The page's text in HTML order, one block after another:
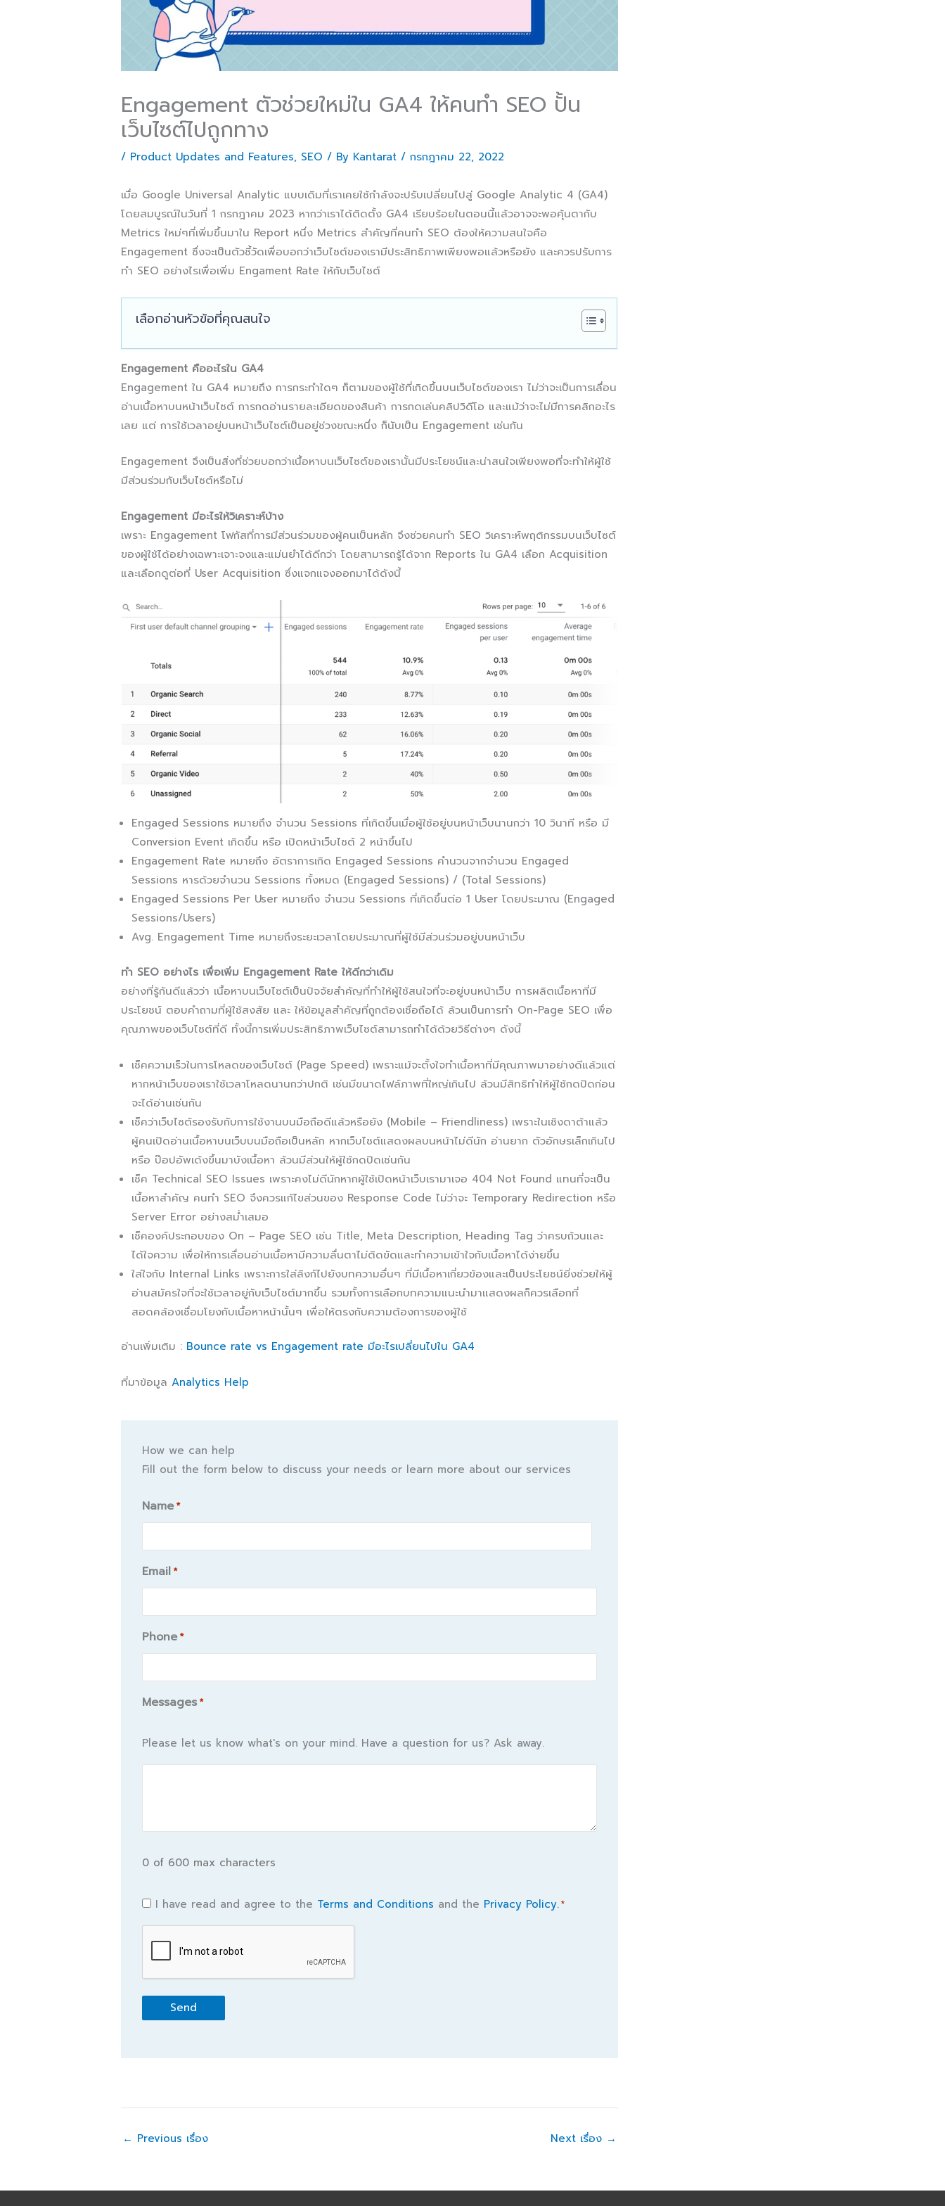
Engagement ตัวช่วยใหม่ใน GA4 ให้คนทำ SEO ปั้น
เว็บไซต์ไปถูกทาง
/ Product Updates and Features, SEO / By Kantarat / กรกฎาคม 22, 2022
เมื่อ Google Universal Analytic แบบเดิมที่เราเคยใช้กำลังจะปรับเปลี่ยนไปสู่ Google Analytic 4 (GA4)
โดยสมบูรณ์ในวันที่ 1 กรกฎาคม 2023 หากว่าเราได้ติดตั้ง GA4 เรียบร้อยในตอนนี้แล้วอาจจะพอคุ้นตากับ
Metrics ใหม่ๆที่เพิ่มขึ้นมาใน Report หนึ่ง Metrics สำคัญที่คนทำ SEO ต้องให้ความสนใจคือ
Engagement ซึ่งจะเป็นตัวชี้วัดเพื่อบอกว่าเว็บไซต์ของเรามีประสิทธิภาพเพียงพอแล้วหรือยัง และควรปรับการ
ทำ SEO อย่างไรเพื่อเพิ่ม Engament Rate ให้กับเว็บไซต์
เลือกอ่านหัวข้อที่คุณสนใจ
Engagement คืออะไรใน GA4
Engagement ใน GA4 หมายถึง การกระทำใดๆ ก็ตามของผู้ใช้ที่เกิดขึ้นบนเว็บไซต์ของเรา ไม่ว่าจะเป็นการเลื่อน
อ่านเนื้อหาบนหน้าเว็บไซต์ การกดอ่านรายละเอียดของสินค้า การกดเล่นคลิปวิดีโอ และแม้ว่าจะไม่มีการคลิกอะไร
เลย แต่ การใช้เวลาอยู่บนหน้าเว็บไซต์เป็นอยู่ช่วงขณะหนึ่ง ก็นับเป็น Engagement เช่นกัน
Engagement จึงเป็นสิ่งที่ช่วยบอกว่าเนื้อหาบนเว็บไซต์ของเรานั้นมีประโยชน์และน่าสนใจเพียงพอที่จะทำให้ผู้ใช้
มีส่วนร่วมกับเว็บไซต์หรือไม่
Engagement มีอะไรให้วิเคราะห์บ้าง
เพราะ Engagement โฟกัสที่การมีส่วนร่วมของผู้คนเป็นหลัก จึงช่วยคนทำ SEO วิเคราะห์พฤติกรรมบนเว็บไซต์
ของผู้ใช้ได้อย่างเฉพาะเจาะจงและแม่นยำได้ดีกว่า โดยสามารถรู้ได้จาก Reports ใน GA4 เลือก Acquisition
และเลือกดูต่อที่ User Acquisition ซึ่งแจกแจงออกมาได้ดังนี้
Engaged Sessions หมายถึง จำนวน Sessions ที่เกิดขึ้นเมื่อผู้ใช้อยู่บนหน้าเว็บนานกว่า 10 วินาที หรือ มี
Conversion Event เกิดขึ้น หรือ เปิดหน้าเว็บไซต์ 2 หน้าขึ้นไป
Engagement Rate หมายถึง อัตราการเกิด Engaged Sessions คำนวนจากจำนวน Engaged
Sessions หารด้วยจำนวน Sessions ทั้งหมด (Engaged Sessions) / (Total Sessions)
Engaged Sessions Per User หมายถึง จำนวน Sessions ที่เกิดขึ้นต่อ 1 User โดยประมาณ (Engaged
Sessions/Users)
Avg. Engagement Time หมายถึงระยะเวลาโดยประมาณที่ผู้ใช้มีส่วนร่วมอยู่บนหน้าเว็บ
ทำ SEO อย่างไร เพื่อเพิ่ม Engagement Rate ให้ดีกว่าเดิม
อย่างที่รู้กันดีแล้วว่า เนื้อหาบนเว็บไซต์เป็นปัจจัยสำคัญที่ทำให้ผู้ใช้สนใจที่จะอยู่บนหน้าเว็บ การผลิตเนื้อหาที่มี
ประโยชน์ ตอบคำถามที่ผู้ใช้สงสัย และ ให้ข้อมูลสำคัญที่ถูกต้องเชื่อถือได้ ล้วนเป็นการทำ On-Page SEO เพื่อ
คุณภาพของเว็บไซต์ที่ดี ทั้งนี้การเพิ่มประสิทธิภาพเว็บไซต์สามารถทำได้ด้วยวิธีต่างๆ ดังนี้
เช็คความเร็วในการโหลดของเว็บไซต์ (Page Speed) เพราะแม้จะตั้งใจทำเนื้อหาที่มีคุณภาพมาอย่างดีแล้วแต่
หากหน้าเว็บของเราใช้เวลาโหลดนานกว่าปกติ เช่นมีขนาดไฟล์ภาพที่ใหญ่เกินไป ล้วนมีสิทธิทำให้ผู้ใช้กดปิดก่อน
จะได้อ่านเช่นกัน
เช็คว่าเว็บไซต์รองรับกับการใช้งานบนมือถือดีแล้วหรือยัง (Mobile – Friendliness) เพราะในเชิงดาต้าแล้ว
ผู้คนเปิดอ่านเนื้อหาบนเว็บบนมือถือเป็นหลัก หากเว็บไซต์แสดงผลบนหน้าไม่ดีนัก อ่านยาก ตัวอักษรเล็กเกินไป
หรือ ป๊อปอัพเด้งขึ้นมาบังเนื้อหา ล้วนมีส่วนให้ผู้ใช้กดปิดเช่นกัน
เช็ค Technical SEO Issues เพราะคงไม่ดีนักหากผู้ใช้เปิดหน้าเว็บเรามาเจอ 404 Not Found แทนที่จะเป็น
เนื้อหาสำคัญ คนทำ SEO จึงควรแก้ไขส่วนของ Response Code ไม่ว่าจะ Temporary Redirection หรือ
Server Error อย่างสม่ำเสมอ
เช็คองค์ประกอบของ On – Page SEO เช่น Title, Meta Description, Heading Tag ว่าครบถ้วนและ
ได้ใจความ เพื่อให้การเลื่อนอ่านเนื้อหามีความลื่นตาไม่ติดขัดและทำความเข้าใจกับเนื้อหาได้ง่ายขึ้น
ใส่ใจกับ Internal Links เพราะการใส่ลิงก์ไปยังบทความอื่นๆ ที่มีเนื้อหาเกี่ยวข้องและเป็นประโยชน์ยิ่งช่วยให้ผู้
อ่านสมัครใจที่จะใช้เวลาอยู่กับเว็บไซต์มากขึ้น รวมทั้งการเลือกบทความแนะนำมาแสดงผลก็ควรเลือกที่
สอดคล้องเชื่อมโยงกับเนื้อหาหน้านั้นๆ เพื่อให้ตรงกับความต้องการของผู้ใช้
อ่านเพิ่มเติม : Bounce rate vs Engagement rate มีอะไรเปลี่ยนไปใน GA4
ที่มาข้อมูล Analytics Help
How we can help
Fill out the form below to discuss your needs or learn more about our services
Name *
Name
Email *
Phone *
Messages *
Please let us know what's on your mind. Have a question for us? Ask away.
0 of 600 max characters
Consent
*
I have read and agree to the Terms and Conditions and the Privacy Policy.*
← Previous เรื่อง Next เรื่อง →